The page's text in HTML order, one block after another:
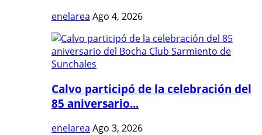
enelarea Ago 4, 2026
Calvo participó de la celebración del
85 aniversario...
enelarea Ago 3, 2026